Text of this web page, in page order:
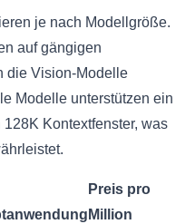
je nach Modellgröße.
auf gängigen
die Vision-Modelle
Modelle unterstützen ein
Kontextfenster, was
Preis pro
Million